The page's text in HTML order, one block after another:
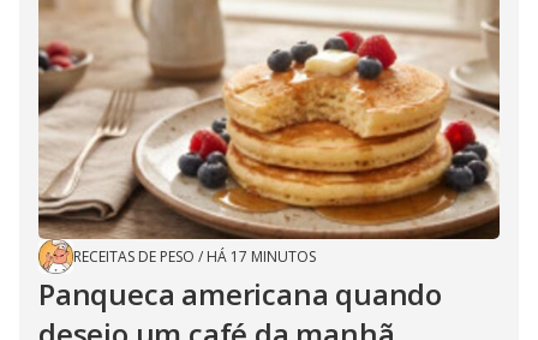
RECEITAS DE PESO / HÁ 17 MINUTOS
Panqueca americana quando